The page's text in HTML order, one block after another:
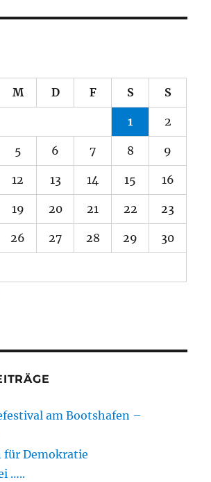
M D F S S
1 2
5 6 7 8 9
12 13 14 15 16
19 20 21 22 23
26 27 28 29 30
am Bootshafen –
für Demokratie
…..